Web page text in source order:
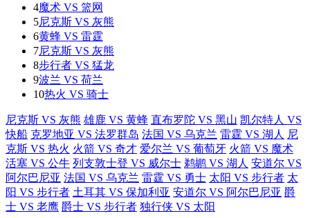
4魔术 VS 篮网
5尼克斯 VS 灰熊
6黄蜂 VS 雷霆
7尼克斯 VS 灰熊
8步行者 VS 猛龙
9波兰 VS 荷兰
10热火 VS 骑士
尼克斯 VS 灰熊 雄鹿 VS 黄蜂 直布罗陀 VS 黑山 凯尔特人 VS
快船 克罗地亚 VS 法罗群岛 法国 VS 乌克兰 雷霆 VS 湖人 尼
克斯 VS 热火 火箭 VS 奇才 爱尔兰 VS 葡萄牙 火箭 VS 魔术
活塞 VS 公牛 列支敦士登 VS 威尔士 鹈鹕 VS 湖人 安道尔 VS
阿尔巴尼亚 法国 VS 乌克兰 雷霆 VS 勇士 太阳 VS 步行者 太
阳 VS 步行者 土耳其 VS 保加利亚 安道尔 VS 阿尔巴尼亚 爵
士 VS 老鹰 爵士 VS 步行者 独行侠 VS 太阳